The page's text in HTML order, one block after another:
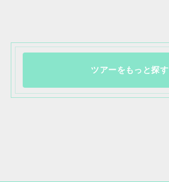
ツアーをもっと探す